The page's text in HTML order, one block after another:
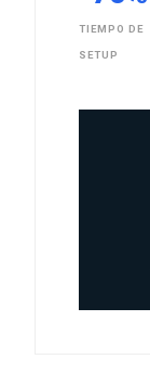
TIEMPO DE
SETUP